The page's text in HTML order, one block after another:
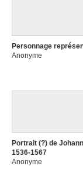
Personnage
Anonyme
Portrait (?) de
1536-1567
Anonyme